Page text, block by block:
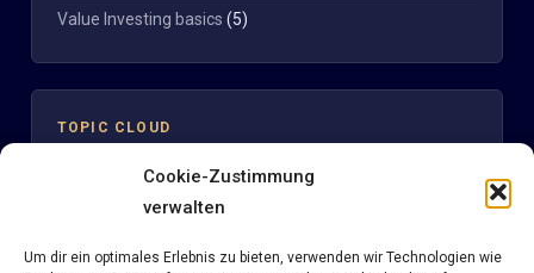
Cookie-Zustimmung
verwalten
Um dir ein optimales Erlebnis zu bieten, verwenden wir Technologien wie
Value Investing basics (5)
TOPIC CLOUD
AktienbewertungClinuvel
Clinuvel PharmaceuticalsDCF